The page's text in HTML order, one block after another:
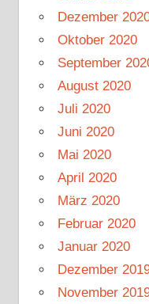
Dezember
Oktober 2020
September
August 2020
Juli 2020
Juni 2020
Mai 2020
April 2020
März 2020
Februar 2020
Januar 2020
Dezember
November